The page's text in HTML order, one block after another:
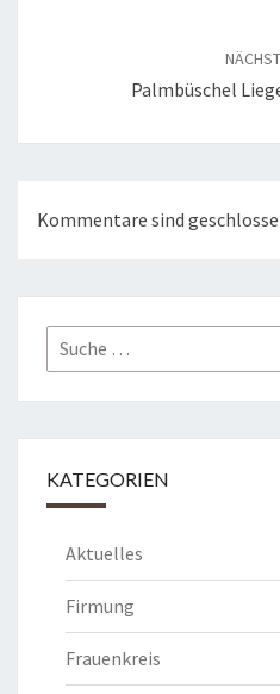
Palmbüschel
Kommentare sind
Suche
nach:
KATEGORIEN
Aktuelles
Firmung
Frauenkreis